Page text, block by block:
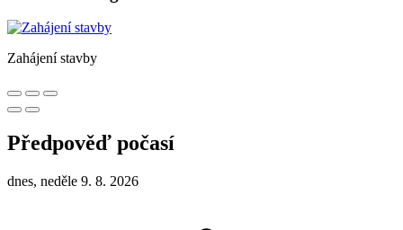
Zahájení stavby
Předpověď počasí
dnes, neděle 9. 8. 2026